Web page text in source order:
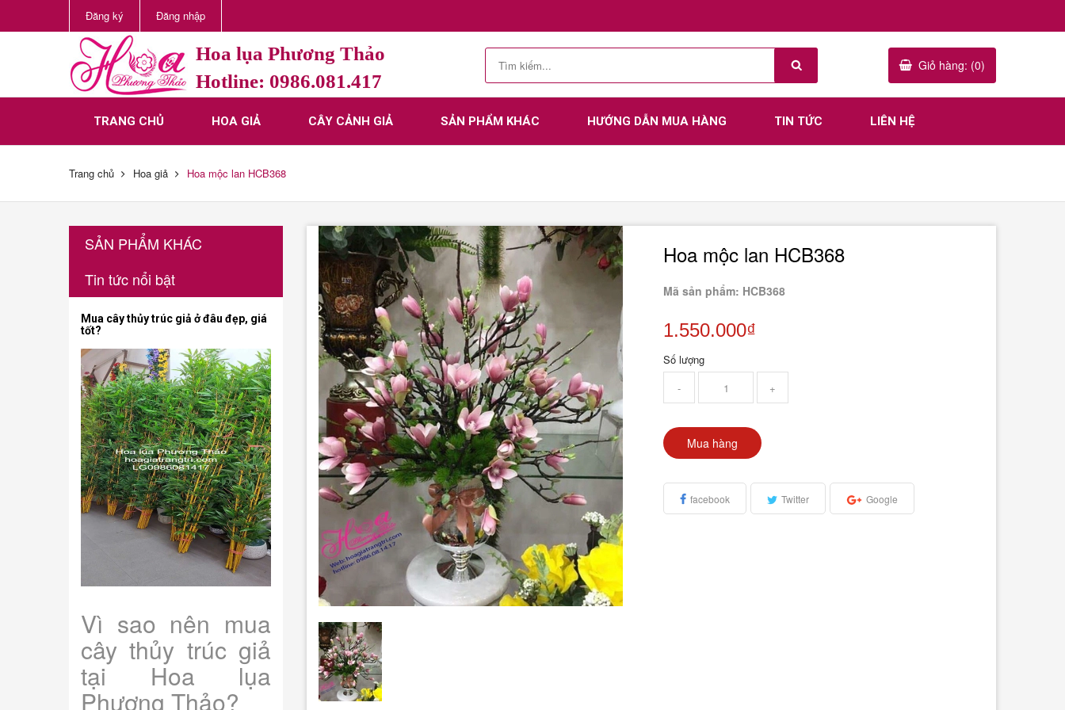
Đăng ký Đăng nhập
Hoa lụa Phương Thảo
Hotline: 0986.081.417
Giỏ hàng: (0)
TRANG CHỦ HOA GIẢ CÂY CẢNH GIẢ SẢN PHẨM KHÁC HƯỚNG DẪN MUA HÀNG TIN TỨC LIÊN HỆ
Trang chủ Hoa giả Hoa mộc lan HCB368
Hoa mộc lan HCB368
Mã sản phẩm: HCB368
1.550.000₫
Số lượng
-
+
Mua hàng
facebook Twitter Google
SẢN PHẨM KHÁC
Tin tức nổi bật
Mua cây thủy trúc giả ở đâu đẹp, giá
tốt?
Vì sao nên mua
cây thủy trúc giả
tại Hoa lụa
Phương Thảo?